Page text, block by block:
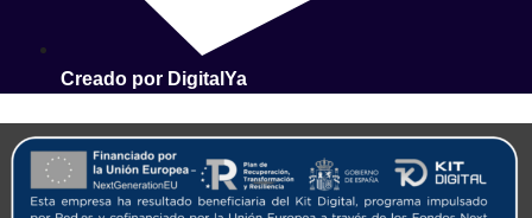
Creado por DigitalYa